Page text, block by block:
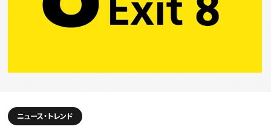
CREATIVE JOB求人検索
特集求人
採用説明会
プログラミング
動画配信・映像制作
編集・ライティング
TOP Creator’s コラム トップ
Webクリエイター
セミナー
ニュース・トレンド